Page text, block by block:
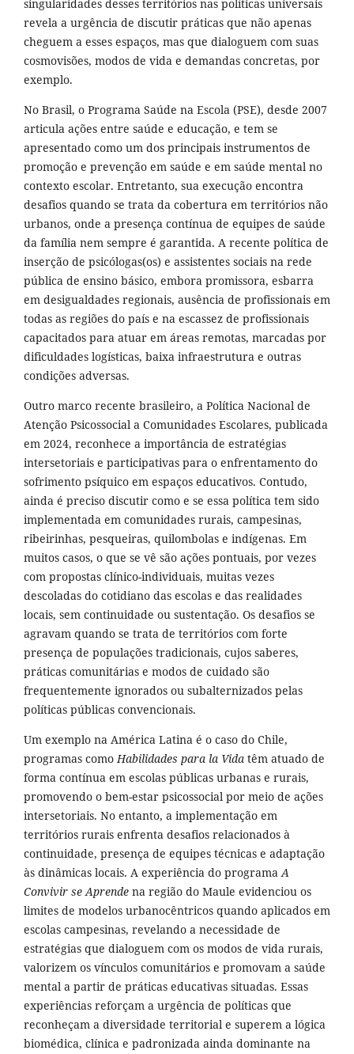
singularidades desses territórios nas políticas universais
revela a urgência de discutir práticas que não apenas
cheguem a esses espaços, mas que dialoguem com suas
cosmovisões, modos de vida e demandas concretas, por
exemplo.
No Brasil, o Programa Saúde na Escola (PSE), desde 2007
articula ações entre saúde e educação, e tem se
apresentado como um dos principais instrumentos de
promoção e prevenção em saúde e em saúde mental no
contexto escolar. Entretanto, sua execução encontra
desafios quando se trata da cobertura em territórios não
urbanos, onde a presença contínua de equipes de saúde
da família nem sempre é garantida. A recente política de
inserção de psicólogas(os) e assistentes sociais na rede
pública de ensino básico, embora promissora, esbarra
em desigualdades regionais, ausência de profissionais em
todas as regiões do país e na escassez de profissionais
capacitados para atuar em áreas remotas, marcadas por
dificuldades logísticas, baixa infraestrutura e outras
condições adversas.
Outro marco recente brasileiro, a Política Nacional de
Atenção Psicossocial a Comunidades Escolares, publicada
em 2024, reconhece a importância de estratégias
intersetoriais e participativas para o enfrentamento do
sofrimento psíquico em espaços educativos. Contudo,
ainda é preciso discutir como e se essa política tem sido
implementada em comunidades rurais, campesinas,
ribeirinhas, pesqueiras, quilombolas e indígenas. Em
muitos casos, o que se vê são ações pontuais, por vezes
com propostas clínico-individuais, muitas vezes
descoladas do cotidiano das escolas e das realidades
locais, sem continuidade ou sustentação. Os desafios se
agravam quando se trata de territórios com forte
presença de populações tradicionais, cujos saberes,
práticas comunitárias e modos de cuidado são
frequentemente ignorados ou subalternizados pelas
políticas públicas convencionais.
Um exemplo na América Latina é o caso do Chile,
programas comoHabilidades para la Vida têm atuado de
forma contínua em escolas públicas urbanas e rurais,
promovendo o bem-estar psicossocial por meio de ações
intersetoriais. No entanto, a implementação em
territórios rurais enfrenta desafios relacionados à
continuidade, presença de equipes técnicas e adaptação
às dinâmicas locais. A experiência do programaA
Convivir se Aprende na região do Maule evidenciou os
limites de modelos urbanocêntricos quando aplicados em
escolas campesinas, revelando a necessidade de
estratégias que dialoguem com os modos de vida rurais,
valorizem os vínculos comunitários e promovam a saúde
mental a partir de práticas educativas situadas. Essas
experiências reforçam a urgência de políticas que
reconheçam a diversidade territorial e superem a lógica
biomédica, clínica e padronizada ainda dominante na